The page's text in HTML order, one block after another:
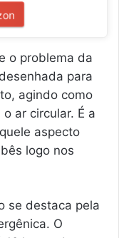
o problema da
para
agindo como
ar circular. É a
aspecto
logo nos
se destaca pela
O